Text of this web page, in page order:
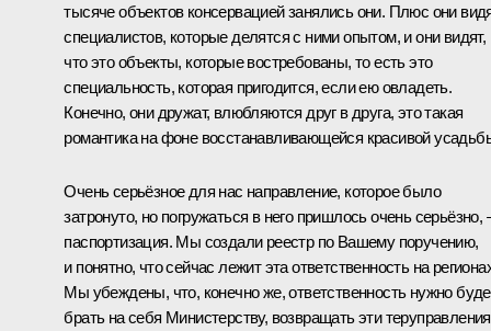
тысяче объектов консервацией занялись они. Плюс они
специалистов, которые делятся с ними опытом, и они видят,
что это объекты, которые востребованы, то есть это
специальность, которая пригодится, если ею овладеть.
Конечно, они дружат, влюбляются друг в друга, это такая
романтика на фоне восстанавливающейся красивой
Очень серьёзное для нас направление, которое было
затронуто, но погружаться в него пришлось очень серьёзно,
паспортизация. Мы создали реестр по Вашему поручению,
и понятно, что сейчас лежит эта ответственность на
Мы убеждены, что, конечно же, ответственность нужно
брать на себя Министерству, возвращать эти